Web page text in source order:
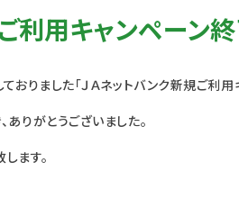
利用キャンペーン
りました「ＪＡネットバンク新規ご利用
ありがとうございました。
ます。